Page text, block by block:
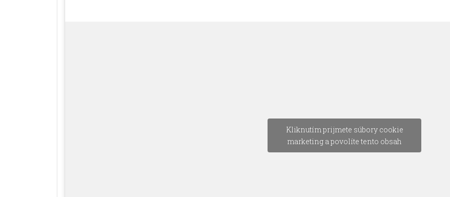
Kliknutím prijmete súbory cookie
marketing a povolíte tento obsah